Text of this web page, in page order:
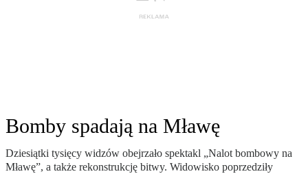
Bomby spadają na Mławę
Dziesiątki tysięcy widzów obejrzało spektakl „Nalot bombowy na
Mławę”, a także rekonstrukcję bitwy. Widowisko poprzedziły